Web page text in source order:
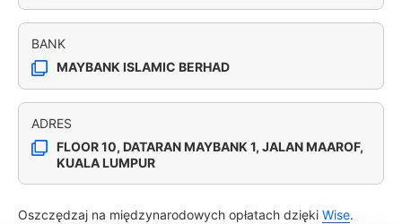
BANK
MAYBANK ISLAMIC BERHAD
ADRES
FLOOR 10, DATARAN MAYBANK 1, JALAN MAAROF,
KUALA LUMPUR
Oszczędzaj na międzynarodowych opłatach dzięki Wise.